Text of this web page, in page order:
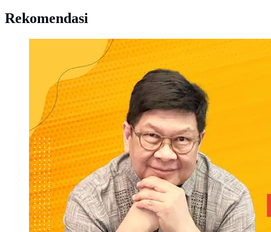
Rekomendasi